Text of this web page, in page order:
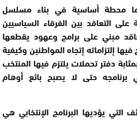
محطة أساسية في بناء مسلسل
التعاقد بين الفرقاء السياسيين
مبني على برامج وعهود يقطعها
إلتزاماته إتجاه المواطنين وكيفية
دفتر تحملات يلتزم فيها المنتخب
حتى لا يصبح بائع أوهام
التي يؤديها البرنامج الإنتخابي هي